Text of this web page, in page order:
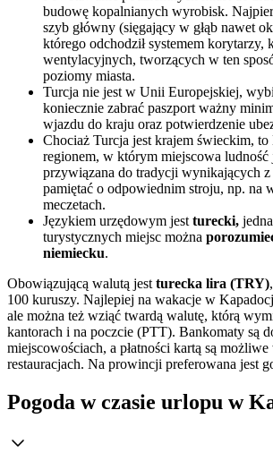
budowę kopalnianych wyrobisk.
szyb główny (sięgający w głąb nawet
którego odchodził systemem korytarzy,
wentylacyjnych, tworzących w ten
poziomy miasta.
Turcja nie jest w Unii Europejskiej,
koniecznie zabrać paszport ważny
wjazdu do kraju oraz potwierdzenie
Chociaż Turcja jest krajem świeckim, to
regionem, w którym miejscowa ludność
przywiązana do tradycji wynikających z
pamiętać o odpowiednim stroju, np. na
meczetach.
Językiem urzędowym jest turecki,
turystycznych miejsc można
niemiecku.
Obowiązującą walutą jest turecka lira (TRY)
100 kuruszy. Najlepiej na wakacje w
ale można też wziąć twardą walutę, którą
kantorach i na poczcie (PTT). Bankomaty są
miejscowościach, a płatności kartą są
restauracjach. Na prowincji preferowana jest
Pogoda w czasie urlopu w